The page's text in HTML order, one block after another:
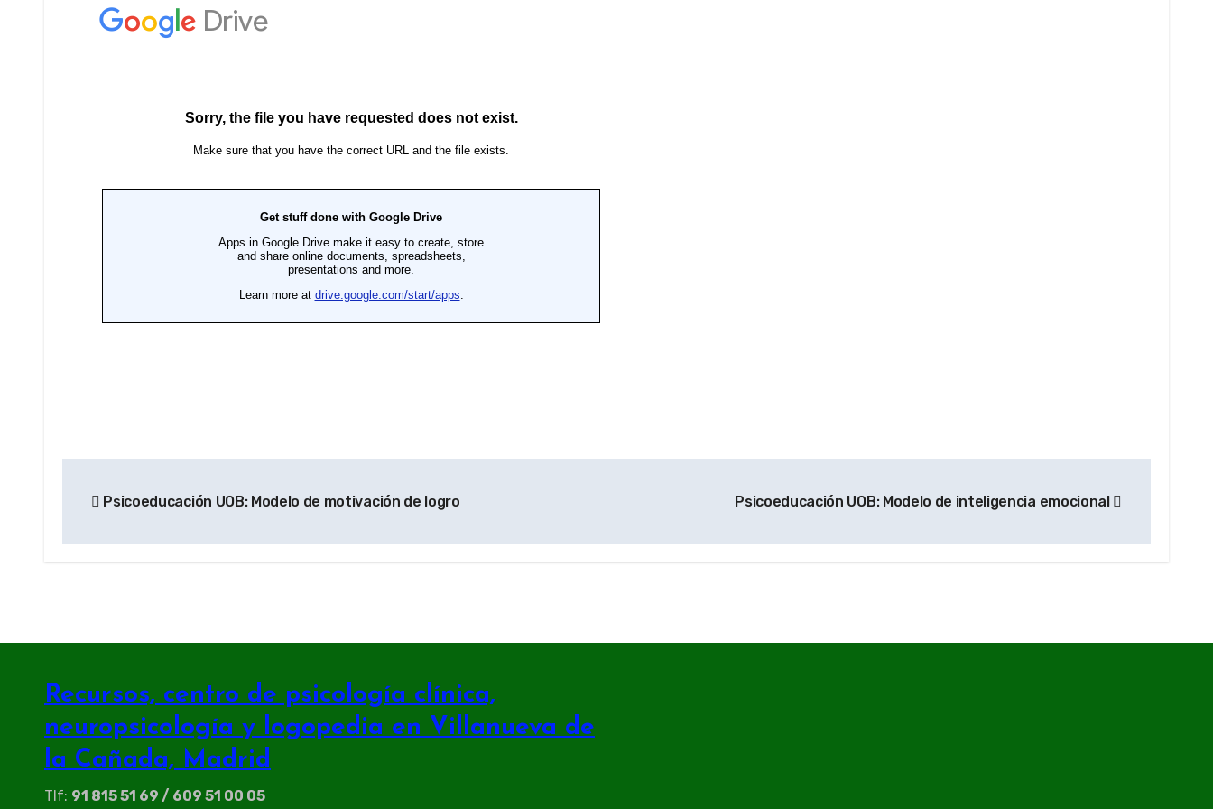
de
entradas
Psicoeducación UOB: Modelo de motivación de logro Psicoeducación UOB: Modelo de inteligencia emocional
Recursos, centro de psicología clínica,
neuropsicología y logopedia en Villanueva de
la Cañada, Madrid
Tlf: 91 815 51 69 / 609 51 00 05